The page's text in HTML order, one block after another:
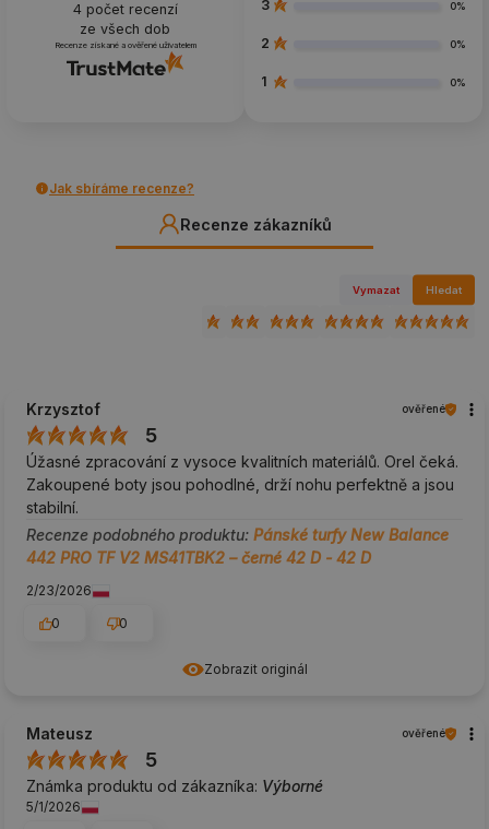
4počet recenzí
ze všech dob
Recenze získané a ověřené uživatelem
3 0%
2 0%
1 0%
Jak sbíráme recenze?
Recenze zákazníků
Vymazat Hledat
Zobrazit originál
Krzysztof ověřené
5
Úžasné zpracování z vysoce kvalitních materiálů. Orel čeká.
Zakoupené boty jsou pohodlné, drží nohu perfektně a jsou
stabilní.
Recenze podobného produktu: Pánské turfy New Balance
442 PRO TF V2 MS41TBK2 – černé 42 D - 42 D
2/23/2026
0
0
Mateusz ověřené
5
Známka produktu od zákazníka: Výborné
5/1/2026